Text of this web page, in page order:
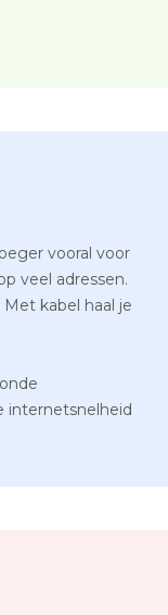
vooral voor
veel adressen.
kabel haal je
internetsnelheid